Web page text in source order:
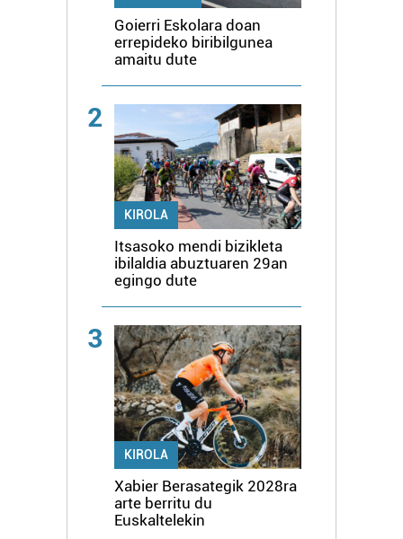
Goierri Eskolara doan
errepideko biribilgunea
amaitu dute
2
KIROLA
Itsasoko mendi bizikleta
ibilaldia abuztuaren 29an
egingo dute
3
KIROLA
Xabier Berasategik 2028ra
arte berritu du
Euskaltelekin